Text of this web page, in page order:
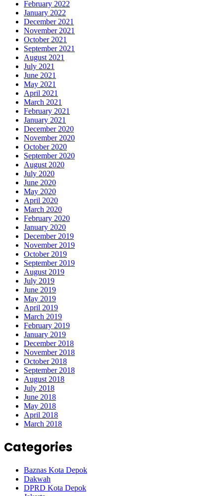
February 2022
January 2022
December 2021
November 2021
October 2021
September 2021
August 2021
July 2021
June 2021
May 2021
April 2021
March 2021
February 2021
January 2021
December 2020
November 2020
October 2020
September 2020
August 2020
July 2020
June 2020
May 2020
April 2020
March 2020
February 2020
January 2020
December 2019
November 2019
October 2019
September 2019
August 2019
July 2019
June 2019
May 2019
April 2019
March 2019
February 2019
January 2019
December 2018
November 2018
October 2018
September 2018
August 2018
July 2018
June 2018
May 2018
April 2018
March 2018
Categories
Baznas Kota Depok
Dakwah
DPRD Kota Depok